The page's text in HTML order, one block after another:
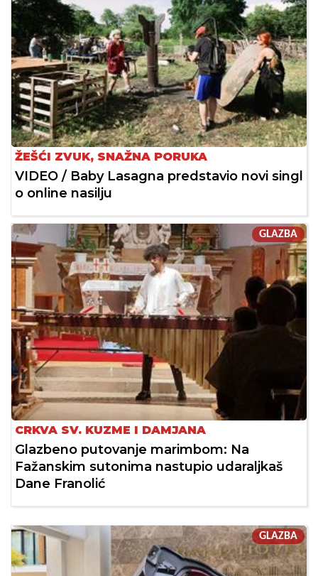
ŽEŠĆI ZVUK, SNAŽNA PORUKA
VIDEO / Baby Lasagna predstavio novi singl
o online nasilju
GLAZBA
CRKVA SV. KUZME I DAMJANA
Glazbeno putovanje marimbom: Na
Fažanskim sutonima nastupio udaraljkaš
Dane Franolić
GLAZBA